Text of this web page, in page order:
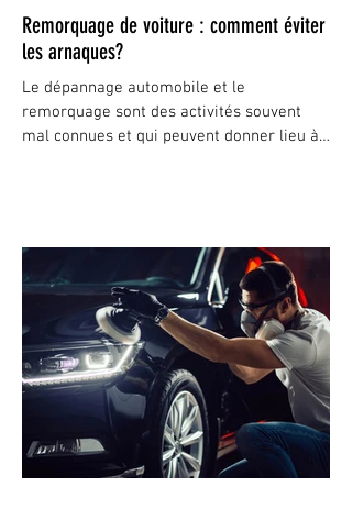
Remorquage de voiture : comment éviter
les arnaques?
Le dépannage automobile et le
remorquage sont des activités souvent
mal connues et qui peuvent donner lieu à